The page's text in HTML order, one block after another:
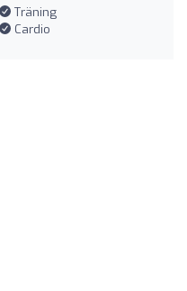
Träning
Cardio